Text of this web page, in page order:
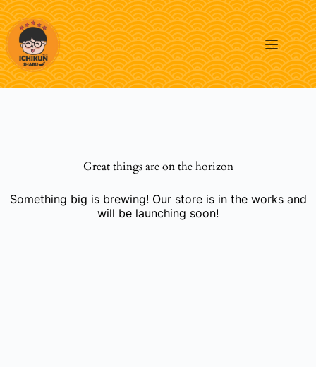
Skip
to
content
Great things are on the horizon
Something big is brewing! Our store is in the works and
will be launching soon!